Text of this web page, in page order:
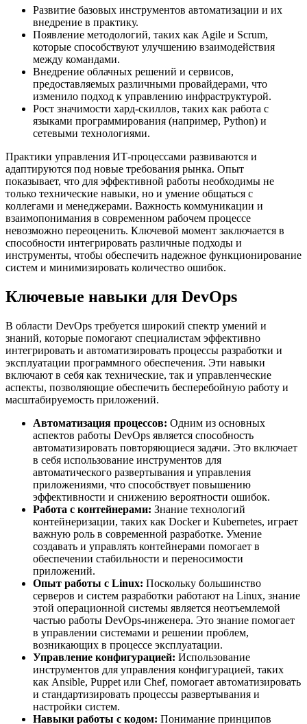
Развитие базовых инструментов автоматизации и их
внедрение в практику.
Появление методологий, таких как Agile и Scrum,
которые способствуют улучшению взаимодействия
между командами.
Внедрение облачных решений и сервисов,
предоставляемых различными провайдерами, что
изменило подход к управлению инфраструктурой.
Рост значимости хард-скиллов, таких как работа с
языками программирования (например, Python) и
сетевыми технологиями.
Практики управления ИТ-процессами развиваются и
адаптируются под новые требования рынка. Опыт
показывает, что для эффективной работы необходимы не
только технические навыки, но и умение общаться с
коллегами и менеджерами. Важность коммуникации и
взаимопонимания в современном рабочем процессе
невозможно переоценить. Ключевой момент заключается в
способности интегрировать различные подходы и
инструменты, чтобы обеспечить надежное функционирование
систем и минимизировать количество ошибок.
Ключевые навыки для DevOps
В области DevOps требуется широкий спектр умений и
знаний, которые помогают специалистам эффективно
интегрировать и автоматизировать процессы разработки и
эксплуатации программного обеспечения. Эти навыки
включают в себя как технические, так и управленческие
аспекты, позволяющие обеспечить бесперебойную работу и
масштабируемость приложений.
Автоматизация процессов: Одним из основных
аспектов работы DevOps является способность
автоматизировать повторяющиеся задачи. Это включает
в себя использование инструментов для
автоматического развертывания и управления
приложениями, что способствует повышению
эффективности и снижению вероятности ошибок.
Работа с контейнерами: Знание технологий
контейнеризации, таких как Docker и Kubernetes, играет
важную роль в современной разработке. Умение
создавать и управлять контейнерами помогает в
обеспечении стабильности и переносимости
приложений.
Опыт работы с Linux: Поскольку большинство
серверов и систем разработки работают на Linux, знание
этой операционной системы является неотъемлемой
частью работы DevOps-инженера. Это знание помогает
в управлении системами и решении проблем,
возникающих в процессе эксплуатации.
Управление конфигурацией: Использование
инструментов для управления конфигурацией, таких
как Ansible, Puppet или Chef, помогает автоматизировать
и стандартизировать процессы развертывания и
настройки систем.
Навыки работы с кодом: Понимание принципов